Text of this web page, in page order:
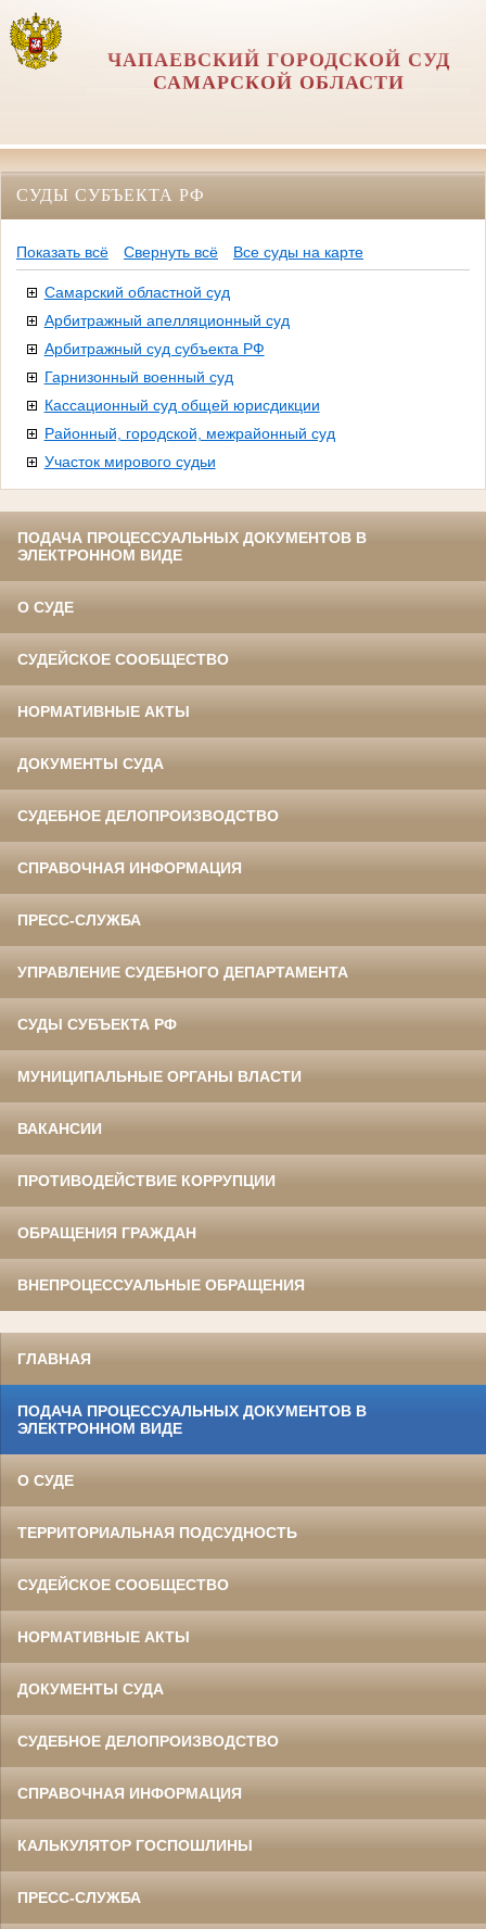
ЧАПАЕВСКИЙ ГОРОДСКОЙ СУД
САМАРСКОЙ ОБЛАСТИ
СУДЫ СУБЪЕКТА РФ
Показать всё Свернуть всё Все суды на карте
Самарский областной суд
Арбитражный апелляционный суд
Арбитражный суд субъекта РФ
Гарнизонный военный суд
Кассационный суд общей юрисдикции
Районный, городской, межрайонный суд
Участок мирового судьи
ПОДАЧА ПРОЦЕССУАЛЬНЫХ ДОКУМЕНТОВ В
ЭЛЕКТРОННОМ ВИДЕ
О СУДЕ
СУДЕЙСКОЕ СООБЩЕСТВО
НОРМАТИВНЫЕ АКТЫ
ДОКУМЕНТЫ СУДА
СУДЕБНОЕ ДЕЛОПРОИЗВОДСТВО
СПРАВОЧНАЯ ИНФОРМАЦИЯ
ПРЕСС-СЛУЖБА
УПРАВЛЕНИЕ СУДЕБНОГО ДЕПАРТАМЕНТА
СУДЫ СУБЪЕКТА РФ
МУНИЦИПАЛЬНЫЕ ОРГАНЫ ВЛАСТИ
ВАКАНСИИ
ПРОТИВОДЕЙСТВИЕ КОРРУПЦИИ
ОБРАЩЕНИЯ ГРАЖДАН
ВНЕПРОЦЕССУАЛЬНЫЕ ОБРАЩЕНИЯ
ГЛАВНАЯ
ПОДАЧА ПРОЦЕССУАЛЬНЫХ ДОКУМЕНТОВ В
ЭЛЕКТРОННОМ ВИДЕ
О СУДЕ
ТЕРРИТОРИАЛЬНАЯ ПОДСУДНОСТЬ
СУДЕЙСКОЕ СООБЩЕСТВО
НОРМАТИВНЫЕ АКТЫ
ДОКУМЕНТЫ СУДА
СУДЕБНОЕ ДЕЛОПРОИЗВОДСТВО
СПРАВОЧНАЯ ИНФОРМАЦИЯ
КАЛЬКУЛЯТОР ГОСПОШЛИНЫ
ПРЕСС-СЛУЖБА